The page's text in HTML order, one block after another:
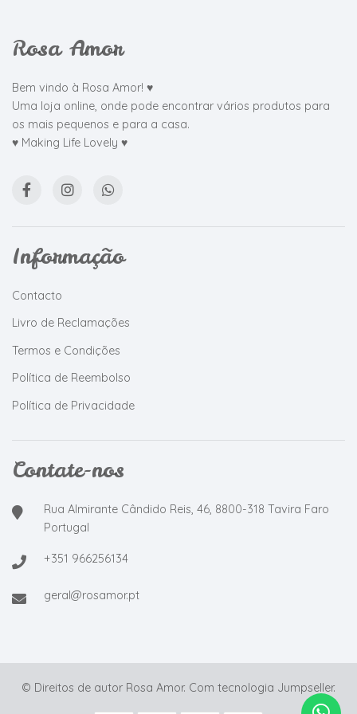
Rosa Amor
Bem vindo à Rosa Amor! ♥
Uma loja online, onde pode encontrar vários produtos para
os mais pequenos e para a casa.
♥ Making Life Lovely ♥
Informação
Contacto
Livro de Reclamações
Termos e Condições
Política de Reembolso
Política de Privacidade
Contate-nos
Rua Almirante Cândido Reis, 46, 8800-318 Tavira Faro
Portugal
+351 966256134
geral@rosamor.pt
© Direitos de autor Rosa Amor. Com tecnologia Jumpseller.